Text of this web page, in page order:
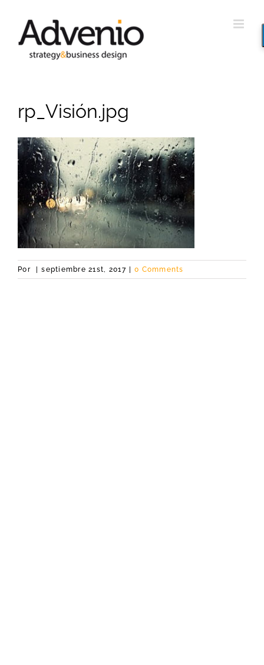
contenido
rp_Visión.jpg
Por septiembre 21st, 2017 0 Comments